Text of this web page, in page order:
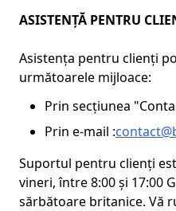
ASISTENȚĂ PENTRU
Asistența pentru clienți
următoarele mijloace:
Prin secțiunea
Prin e-mail :
Suportul pentru clienți
vineri, între 8:00 și 17:00
sărbătoare britanice. Vă